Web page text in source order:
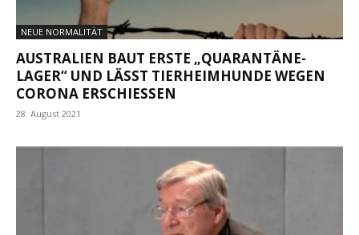
NEUE NORMALITÄT
AUSTRALIEN BAUT ERSTE „QUARANTÄNE-
LAGER“ UND LÄSST TIERHEIMHUNDE WEGEN
CORONA ERSCHIESSEN
28. August 2021